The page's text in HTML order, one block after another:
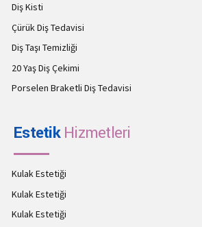
Diş Kisti
Çürük Diş Tedavisi
Diş Taşı Temizliği
20 Yaş Diş Çekimi
Porselen Braketli Diş Tedavisi
Estetik Hizmetleri
Kulak Estetiği
Kulak Estetiği
Kulak Estetiği